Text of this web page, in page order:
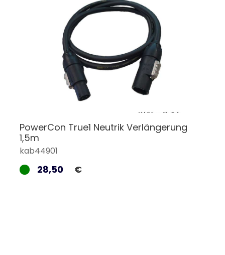
PowerCon True1 Neutrik Verlängerung
1,5m
kab44901
28,50 €